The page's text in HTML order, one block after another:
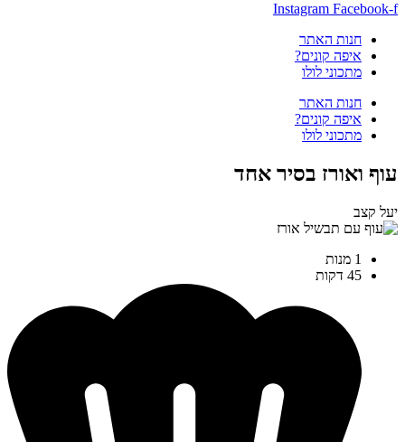
Instagram Facebook-f
חנות האתר
איפה קונים?
מתכוני לולו
חנות האתר
איפה קונים?
מתכוני לולו
עוף ואורז בסיר אחד
יעל קצב
1 מנות
45 דקות